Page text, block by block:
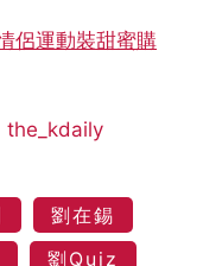
侶運動裝甜蜜購
the_kdaily
劉在錫
劉Quiz